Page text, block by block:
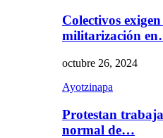
Colectivos
militarización
octubre 26, 2024
Ayotzinapa
Protestan
normal de…